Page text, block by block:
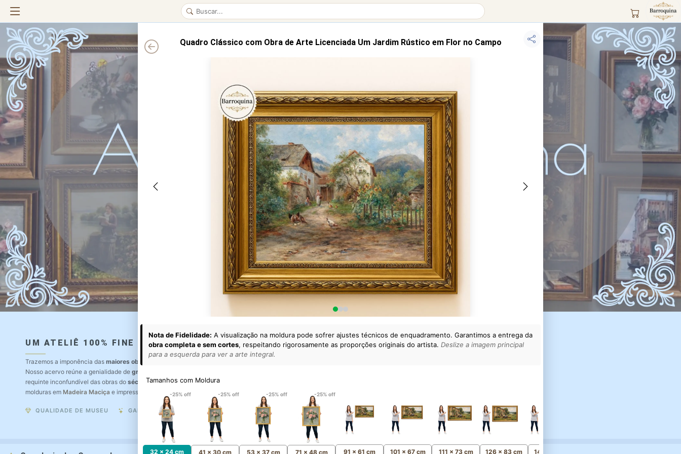
UM ATELIÊ 100% FINE ART
Trazemos a imponência das maiores obras de arte do mundo
Nosso acervo reúne a genialidade de grandes pintores renomados
requinte inconfundível das obras do século XIX. Produção artesanal em
molduras em Madeira Maciça e impressão com Pigmentação Mineral.
QUALIDADE DE MUSEU GARANTIA ETERNA
Quadro Clássico com Obra de Arte Licenciada Um Jardim Rústico em Flor no Campo
Nota de Fidelidade: A visualização na moldura pode sofrer ajustes técnicos de enquadramento. Garantimos a entrega da
obra completa e sem cortes, respeitando rigorosamente as proporções originais do artista. Deslize a imagem principal
para a esquerda para ver a arte integral.
Tamanhos com Moldura
-25% off
32 x 24 cm
-25% off
41 x 30 cm
-25% off
53 x 37 cm
-25% off
71 x 48 cm 91 x 61 cm 101 x 67 cm 111 x 73 cm 126 x 83 cm 141 x 92 cm